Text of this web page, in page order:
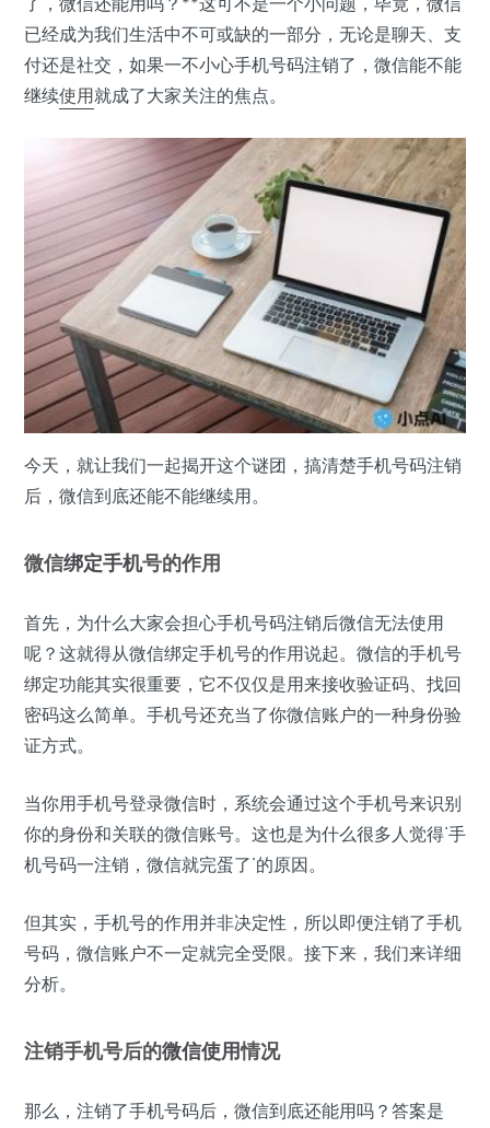
已经成为我们生活中不可或缺的一部分，无论是聊天、支
付还是社交，如果一不小心手机号码注销了，微信能不能
继续使用就成了大家关注的焦点。
今天，就让我们一起揭开这个谜团，搞清楚手机号码注销
后，微信到底还能不能继续用。
微信绑定手机号的作用
首先，为什么大家会担心手机号码注销后微信无法使用
呢？这就得从微信绑定手机号的作用说起。微信的手机号
绑定功能其实很重要，它不仅仅是用来接收验证码、找回
密码这么简单。手机号还充当了你微信账户的一种身份验
证方式。
当你用手机号登录微信时，系统会通过这个手机号来识别
你的身份和关联的微信账号。这也是为什么很多人觉得‘手
机号码一注销，微信就完蛋了’的原因。
但其实，手机号的作用并非决定性，所以即便注销了手机
号码，微信账户不一定就完全受限。接下来，我们来详细
分析。
注销手机号后的微信使用情况
那么，注销了手机号码后，微信到底还能用吗？答案是